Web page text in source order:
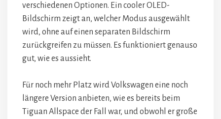
verschiedenen Optionen. Ein cooler OLED-
Bildschirm zeigt an, welcher Modus ausgewählt
wird, ohne auf einen separaten Bildschirm
zurückgreifen zu müssen. Es funktioniert genauso
gut, wie es aussieht.
Für noch mehr Platz wird Volkswagen eine noch
längere Version anbieten, wie es bereits beim
Tiguan Allspace der Fall war, und obwohl er große